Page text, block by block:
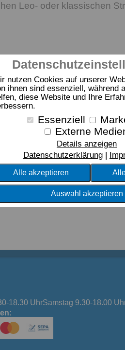
nutzen Cookies auf unserer
ihnen sind essenziell, während
diese Website und Ihre
Essenziell
Externe
Details anzeigen
Datenschutzerklärung
Alle akzeptieren
Auswahl akzeptieren
Leo- oder klassischen
18.30 UhrSamstag 9.30-18.00